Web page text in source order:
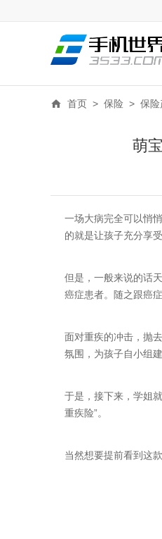
首页 > 保险 > 保险
萌
一场大病完全可以悄
的就是让孩子充分享
但是，一般来说的话
癌症患者。随之跟癌
面对重疾的冲击，抛
氛围，为孩子自小组
于是，接下来，学姐
重疾险”。
当然想要提前看到这